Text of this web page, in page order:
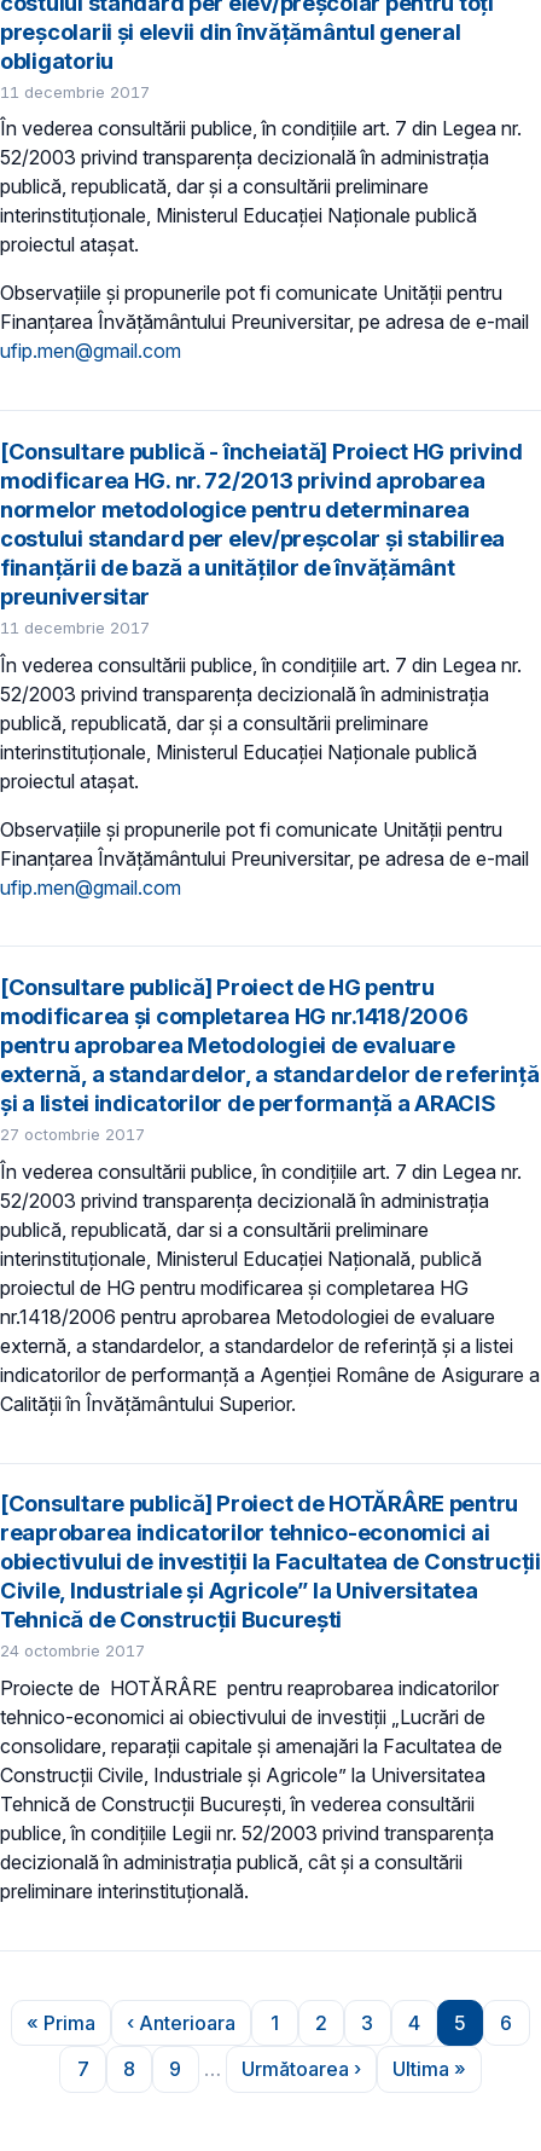
preșcolarii și elevii din învățământul general
obligatoriu
11 decembrie 2017
În vederea consultării publice, în condiţiile art. 7 din Legea nr.
52/2003 privind transparenţa decizională în administraţia
publică, republicată, dar și a consultării preliminare
interinstituționale, Ministerul Educaţiei Naţionale publică
proiectul atașat.
Observațiile și propunerile pot fi comunicate Unității pentru
Finanţarea Învăţământului Preuniversitar, pe adresa de e-mail
ufip.men@gmail.com
[Consultare publică - încheiată] Proiect HG privind
modificarea HG. nr. 72/2013 privind aprobarea
normelor metodologice pentru determinarea
costului standard per elev/preșcolar și stabilirea
finanțării de bază a unităților de învățământ
preuniversitar
11 decembrie 2017
În vederea consultării publice, în condiţiile art. 7 din Legea nr.
52/2003 privind transparenţa decizională în administraţia
publică, republicată, dar și a consultării preliminare
interinstituționale, Ministerul Educaţiei Naţionale publică
proiectul atașat.
Observațiile și propunerile pot fi comunicate Unității pentru
Finanţarea Învăţământului Preuniversitar, pe adresa de e-mail
ufip.men@gmail.com
[Consultare publică] Proiect de HG pentru
modificarea și completarea HG nr.1418/2006
pentru aprobarea Metodologiei de evaluare
externă, a standardelor, a standardelor de referință
și a listei indicatorilor de performanță a ARACIS
27 octombrie 2017
În vederea consultării publice, în condiţiile art. 7 din Legea nr.
52/2003 privind transparenţa decizională în administraţia
publică, republicată, dar si a consultării preliminare
interinstituționale, Ministerul Educaţiei Naţională, publică
proiectul de HG pentru modificarea și completarea HG
nr.1418/2006 pentru aprobarea Metodologiei de evaluare
externă, a standardelor, a standardelor de referință și a listei
indicatorilor de performanță a Agenției Române de Asigurare a
Calității în Învățământului Superior.
[Consultare publică] Proiect de HOTĂRÂRE pentru
reaprobarea indicatorilor tehnico-economici ai
obiectivului de investiţii la Facultatea de Construcții
Civile, Industriale și Agricole” la Universitatea
Tehnică de Construcții București
24 octombrie 2017
Proiecte de HOTĂRÂRE pentru reaprobarea indicatorilor
tehnico-economici ai obiectivului de investiţii „Lucrări de
consolidare, reparații capitale și amenajări la Facultatea de
Construcții Civile, Industriale și Agricole” la Universitatea
Tehnică de Construcții București, în vederea consultării
publice, în condițiile Legii nr. 52/2003 privind transparența
decizională în administrația publică, cât și a consultării
preliminare interinstituțională.
Paginare
Prima pagină
« Prima
Pagina anterioară
‹ Anterioara
Pagina
1
Pagina
2
Pagina
3
Pagina
4
Pagina
5 6
Pagina
7
Pagina
8
Pagina
9 …
Pagina următoare
Următoarea ›
Ultima
Ultima »